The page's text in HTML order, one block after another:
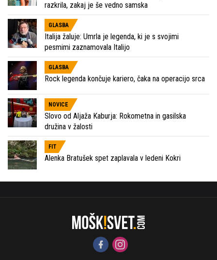
razkrila, zakaj je še vedno samska
GLASBA
Italija žaluje: Umrla je legenda, ki je s svojimi
pesmimi zaznamovala Italijo
GLASBA
Rock legenda končuje kariero, čaka na operacijo srca
NOVICE
Slovo od Aljaža Kaburja: Rokometna in gasilska
družina v žalosti
FIT
Alenka Bratušek spet zaplavala v ledeni Kokri